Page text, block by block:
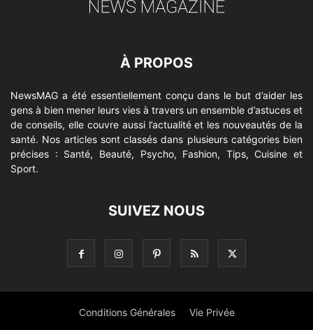
À PROPOS
NewsMAG a été essentiellement conçu dans le but d’aider les
gens à bien mener leurs vies à travers un ensemble d’astuces et
de conseils, elle couvre aussi l’actualité et les nouveautés de la
santé. Nos articles sont classés dans plusieurs catégories bien
précises : Santé, Beauté, Psycho, Fashion, Tips, Cuisine et
Sport.
SUIVEZ NOUS
Conditions Générales Vie Privée